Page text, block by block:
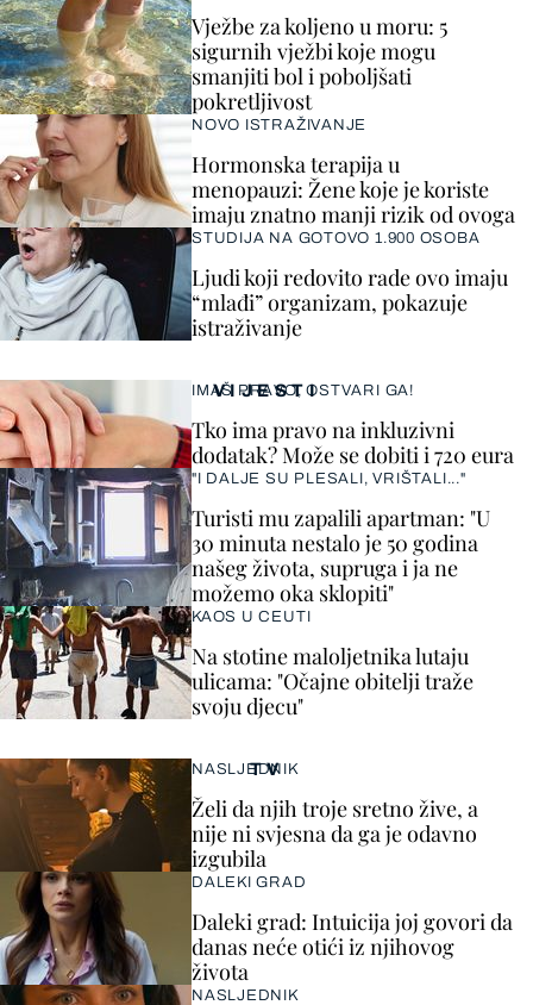
VIJESTI
IMAŠ PRAVO, OSTVARI GA!
Tko ima pravo na inkluzivni
dodatak? Može se dobiti i 720 eura
"I DALJE SU PLESALI, VRIŠTALI..."
Turisti mu zapalili apartman: "U
30 minuta nestalo je 50 godina
našeg života, supruga i ja ne
možemo oka sklopiti"
KAOS U CEUTI
Na stotine maloljetnika lutaju
ulicama: "Očajne obitelji traže
svoju djecu"
Vježbe za koljeno u moru: 5
sigurnih vježbi koje mogu
smanjiti bol i poboljšati
pokretljivost
NOVO ISTRAŽIVANJE
Hormonska terapija u
menopauzi: Žene koje je koriste
imaju znatno manji rizik od ovoga
STUDIJA NA GOTOVO 1.900 OSOBA
Ljudi koji redovito rade ovo imaju
“mlađi” organizam, pokazuje
istraživanje
TV
NASLJEDNIK
Želi da njih troje sretno žive, a
nije ni svjesna da ga je odavno
izgubila
DALEKI GRAD
Daleki grad: Intuicija joj govori da
danas neće otići iz njihovog
života
NASLJEDNIK